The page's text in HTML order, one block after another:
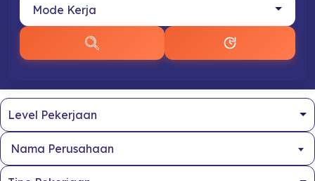
Nama Perusahaan